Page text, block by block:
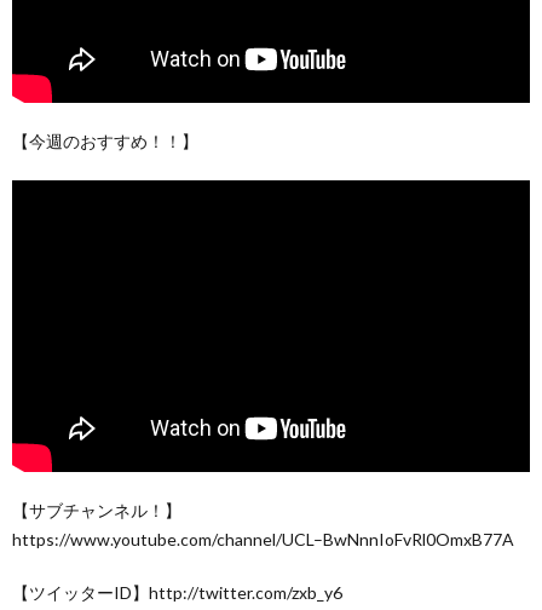
【今週のおすすめ！！】
【サブチャンネル！】
https://www.youtube.com/channel/UCL–BwNnnIoFvRl0OmxB77A
【ツイッターID】http://twitter.com/zxb_y6